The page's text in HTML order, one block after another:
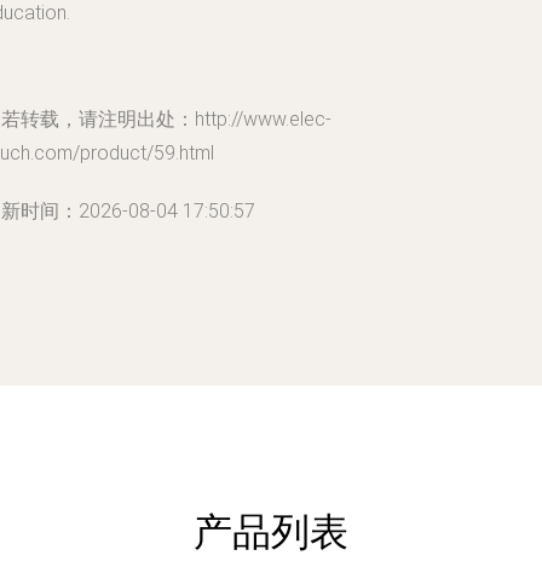
转载，请注明出处：http://www.elec-
product/59.html
时间：2026-08-04 17:50:57
产品列表